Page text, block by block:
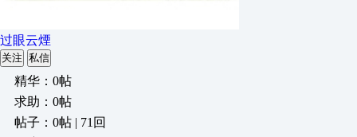
过眼云煙
关注 私信
精华：0帖
求助：0帖
帖子：0帖 | 71回